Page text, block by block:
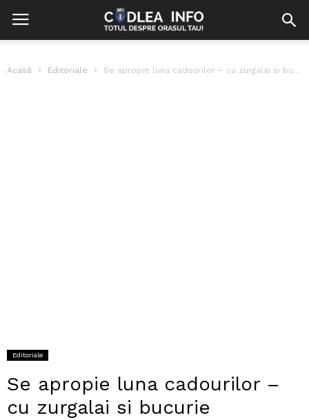
Acasă Editoriale Se apropie luna cadourilor – cu zurgalai si bucurie
Editoriale
Se apropie luna cadourilor –
cu zurgalai si bucurie